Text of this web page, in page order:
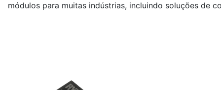
módulos para muitas indústrias, incluindo soluções de